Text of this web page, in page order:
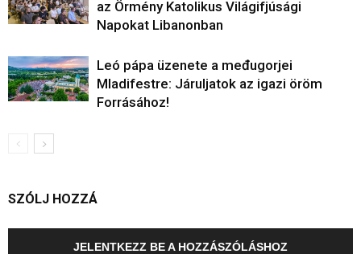
az Örmény Katolikus Világifjúsági
Napokat Libanonban
Leó pápa üzenete a međugorjei
Mladifestre: Járuljatok az igazi öröm
Forrásához!
SZÓLJ HOZZÁ
JELENTKEZZ BE A HOZZÁSZÓLÁSHOZ